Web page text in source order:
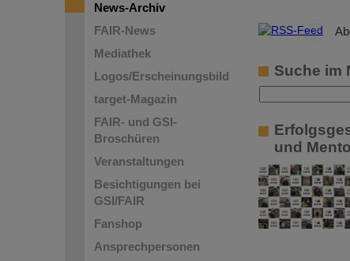
News-Archiv
FAIR-News
Mediathek
Logos/Erscheinungsbild
target-Magazin
FAIR- und GSI-
Broschüren
Veranstaltungen
Besichtigungen bei
GSI/FAIR
Fanshop
Ansprechpersonen
©
Suche im
und